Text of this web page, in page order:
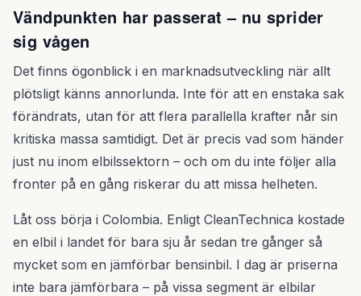
Vändpunkten har passerat – nu sprider
sig vågen
Det finns ögonblick i en marknadsutveckling när allt
plötsligt känns annorlunda. Inte för att en enstaka sak
förändrats, utan för att flera parallella krafter når sin
kritiska massa samtidigt. Det är precis vad som händer
just nu inom elbilssektorn – och om du inte följer alla
fronter på en gång riskerar du att missa helheten.
Låt oss börja i Colombia. Enligt CleanTechnica kostade
en elbil i landet för bara sju år sedan tre gånger så
mycket som en jämförbar bensinbil. I dag är priserna
inte bara jämförbara – på vissa segment är elbilar